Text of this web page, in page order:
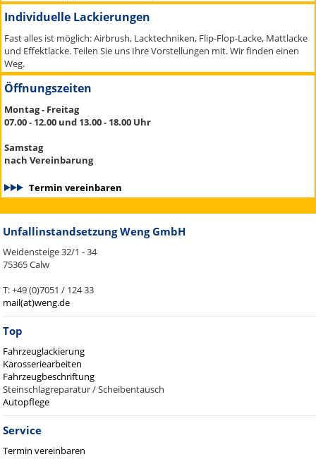
Individuelle Lackierungen
Fast alles ist möglich: Airbrush, Lacktechniken, Flip-Flop-Lacke, Mattlacke
und Effektlacke. Teilen Sie uns Ihre Vorstellungen mit. Wir finden einen
Weg.
Öffnungszeiten
Montag - Freitag
07.00 - 12.00 und 13.00 - 18.00 Uhr
Samstag
nach Vereinbarung
Termin vereinbaren
Unfallinstandsetzung Weng GmbH
Weidensteige 32/1 - 34
75365 Calw
T: +49 (0)7051 / 124 33
mail(at)weng.de
Top
Fahrzeuglackierung
Karosseriearbeiten
Fahrzeugbeschriftung
Steinschlagreparatur / Scheibentausch
Autopflege
Service
Termin vereinbaren